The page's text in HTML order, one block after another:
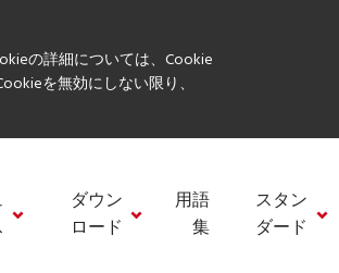
の詳細については、Cookie
を無効にしない限り、
ダウン
ロード
用語
集
スタン
ダード